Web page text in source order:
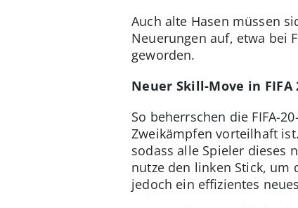
Auch alte Hasen müssen
Neuerungen auf, etwa bei
geworden.
Neuer Skill-Move in
So beherrschen die FIFA-
Zweikämpfen vorteilhaft
sodass alle Spieler dieses
nutze den linken Stick, um
jedoch ein effizientes